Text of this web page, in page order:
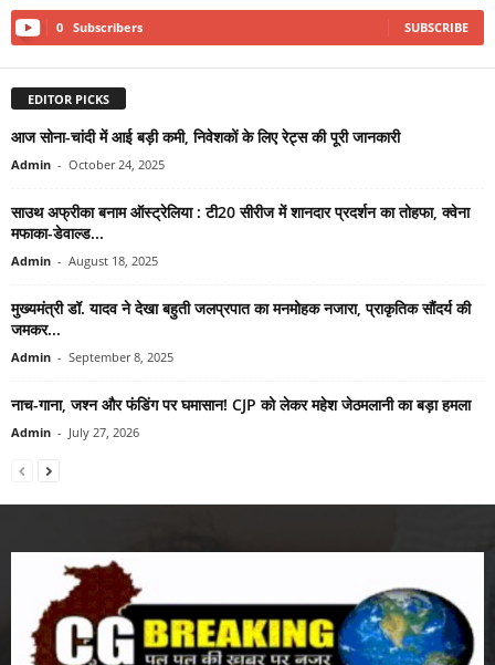
0 Subscribers SUBSCRIBE
EDITOR PICKS
आज सोना-चांदी में आई बड़ी कमी, निवेशकों के लिए रेट्स की पूरी जानकारी
Admin - October 24, 2025
साउथ अफ्रीका बनाम ऑस्ट्रेलिया : टी20 सीरीज में शानदार प्रदर्शन का तोहफा, क्वेना
मफाका-डेवाल्ड...
Admin - August 18, 2025
मुख्यमंत्री डॉ. यादव ने देखा बहुती जलप्रपात का मनमोहक नजारा, प्राकृतिक सौंदर्य की
जमकर...
Admin - September 8, 2025
नाच-गाना, जश्न और फंडिंग पर घमासान! CJP को लेकर महेश जेठमलानी का बड़ा हमला
Admin - July 27, 2026